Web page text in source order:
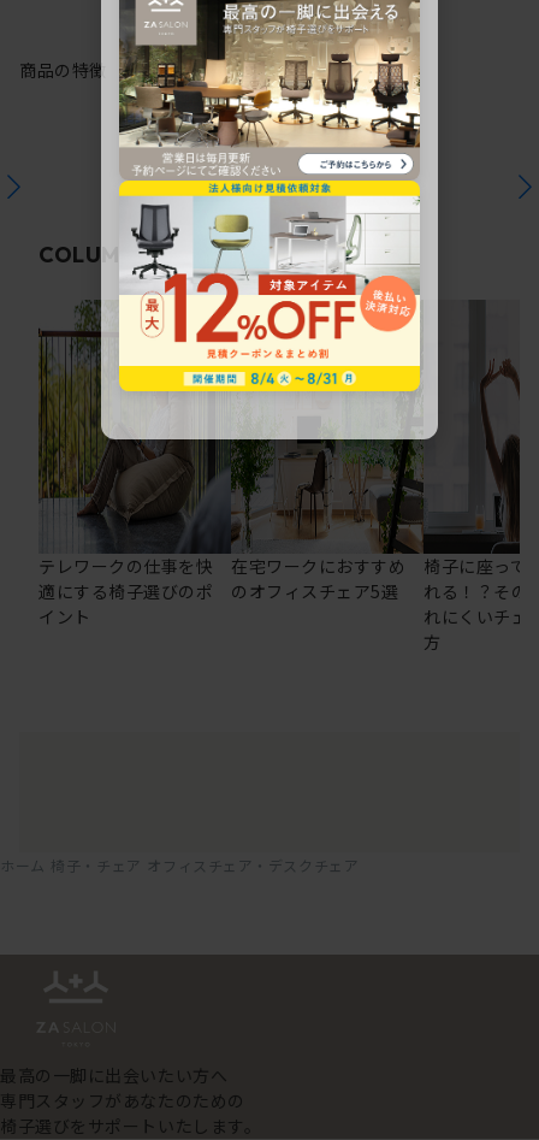
商品の特徴
COLUMN 関連コラム
テレワークの仕事を快
適にする椅子選びのポ
イント
在宅ワークにおすすめ
のオフィスチェア5選
椅子に座って
れる！？その
れにくいチェ
方
ホーム 椅子・チェア オフィスチェア・デスクチェア
最高の一脚に出会いたい方へ
専門スタッフがあなたのための
椅子選びをサポートいたします。